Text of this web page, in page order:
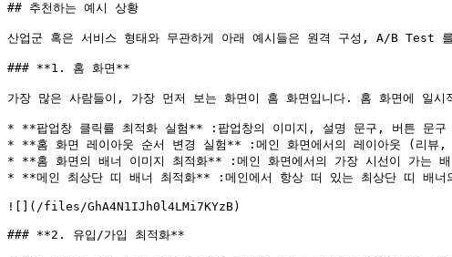
## 추천하는 예시 상황
산업군 혹은 서비스 형태와 무관하게 아래 예시들은 원격 구성, A/B Test
### **1. 홈 화면**
가장 많은 사람들이, 가장 먼저 보는 화면이 홈 화면입니다. 홈 화면에 일시
* **팝업창 클릭률 최적화 실험** :팝업창의 이미지, 설명 문구, 버튼 문구
* **홈 화면 레이아웃 순서 변경 실험** :메인 화면에서의 레이아웃 (리뷰,
* **홈 화면의 배너 이미지 최적화** :메인 화면에서의 가장 시선이 가는 배
* **메인 최상단 띠 배너 최적화** :메인에서 항상 떠 있는 최상단 띠 배너
![](/files/GhA4N1IJh0l4LMi7KYzB)
### **2. 유입/가입 최적화**